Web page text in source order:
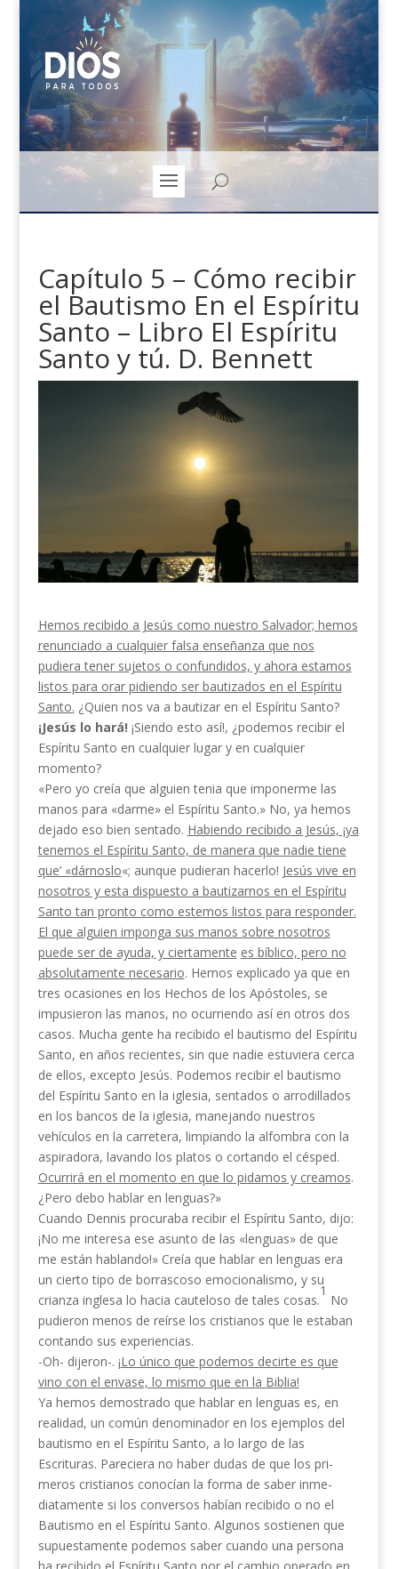
Capítulo 5 – Cómo recibir
el Bautismo En el Espíritu
Santo – Libro El Espíritu
Santo y tú. D. Bennett
Hemos recibido a Jesús como nuestro Salvador; hemos
renunciado a cualquier falsa enseñanza que nos
pudiera tener sujetos o confundidos, y ahora estamos
listos para orar pidiendo ser bautizados en el Espíritu
Santo. ¿Quien nos va a bautizar en el Espíritu Santo?
¡Jesús lo hará! ¡Siendo esto así!, ¿po­demos recibir el
Espíritu Santo en cualquier lugar y en cualquier
momento?
«Pero yo creía que alguien tenia que imponerme las
manos para «darme» el Espíritu Santo.» No, ya hemos
dejado eso bien sentado. Habiendo recibido a Jesús, ¡ya
tenemos el Espíritu Santo, de manera que nadie tiene
que’ «dárnoslo«; aunque pudieran hacerlo! Jesús vive en
nosotros y esta dispuesto a bautizarnos en el Espíritu
Santo tan pronto como estemos listos para responder.
El que alguien imponga sus manos sobre nosotros
puede ser de ayuda, y ciertamente es bíblico, pero no
absolutamente necesario. Hemos ex­plicado ya que en
tres ocasiones en los Hechos de los Apóstoles, se
impusieron las manos, no ocurriendo así en otros dos
casos. Mucha gente ha recibido el bautismo del Espíritu
Santo, en años recientes, sin que nadie estuviera cerca
de ellos, excepto Jesús. Po­demos recibir el bautismo
del Espíritu Santo en la iglesia, sentados o arrodillados
en los bancos de la iglesia, manejando nuestros
vehículos en la carretera, limpiando la alfombra con la
aspiradora, lavando los platos o cortando el césped.
Ocurrirá en el momento en que lo pidamos y creamos.
¿Pero debo hablar en lenguas?»
Cuando Dennis procuraba recibir el Espíritu San­to, dijo:
¡No me interesa ese asunto de las «lenguas» de que
me están hablando!» Creía que hablar en lenguas era
un cierto tipo de borrascoso emocionalismo, y su
crianza inglesa lo hacia cauteloso de tales cosas.
1
No
pudieron menos de reírse los cristianos que le esta­ban
contando sus experiencias.
-Oh- dijeron-. ¡Lo único que podemos decirte es que
vino con el envase, lo mismo que en la Biblia!
Ya hemos demostrado que hablar en lenguas es, en
realidad, un común denominador en los ejemplos del
bautismo en el Espíritu Santo, a lo largo de las
Escrituras. Pareciera no haber dudas de que los pri­
meros cristianos conocían la forma de saber inme­
diatamente si los conversos habían recibido o no el
Bautismo en el Espíritu Santo. Algunos sostienen que
supuestamen­te podemos saber cuando una persona